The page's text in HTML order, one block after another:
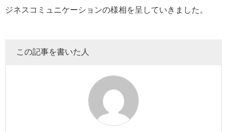
ジネスコミュニケーションの様相を呈していきました。
この記事を書いた人